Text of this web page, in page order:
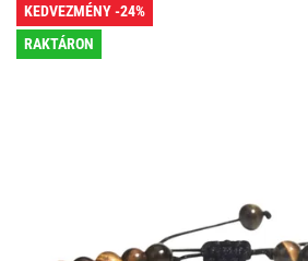
KEDVEZMÉNY -24%
RAKTÁRON